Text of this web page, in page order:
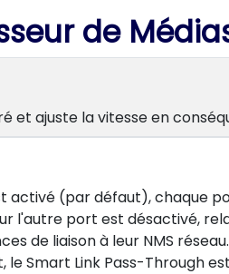
de
et ajuste la vitesse en
activé (par défaut), chaque
l'autre port est désactivé,
de liaison à leur NMS réseau.
Smart Link Pass-Through